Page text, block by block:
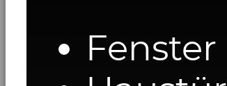
Fenster